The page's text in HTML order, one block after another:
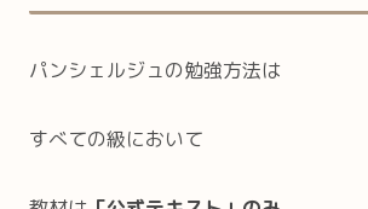
パンシェルジュの勉強方法は
すべての級において